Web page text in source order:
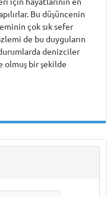
“Ortak Yüksek Lisans
Zaferi Videosu
Bu düşüncenin
çok sık sefer
de bu duyguların
denizciler
olmuş bir şekilde